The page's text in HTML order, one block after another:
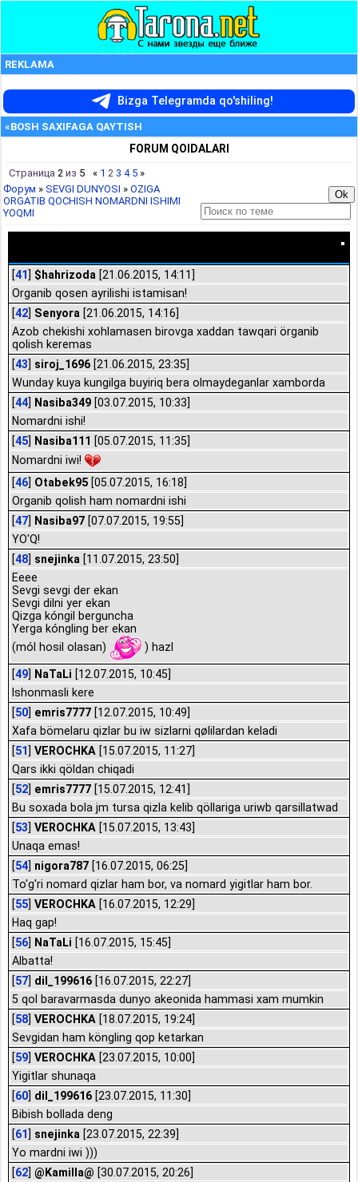
REKLAMA
Bizga Telegramda qo'shiling!
«BOSH SAXIFAGA QAYTISH
FORUM QOIDALARI
Страница 2 из 5 « 1 2 3 4 5 »
Форум » SEVGI DUNYOSI » OZIGA
ORGATIB QOCHISH NOMARDNI ISHIMI
YOQMI
[41] $hahrizoda [21.06.2015, 14:11]
Organib qosen ayrilishi istamisan!
[42] Senyora [21.06.2015, 14:16]
Azob chekishi xohlamasen birovga xaddan tawqari örganib
qolish keremas
[43] siroj_1696 [21.06.2015, 23:35]
Wunday kuya kungilga buyiriq bera olmaydeganlar xamborda
[44] Nasiba349 [03.07.2015, 10:33]
Nomardni ishi!
[45] Nasiba111 [05.07.2015, 11:35]
Nomardni iwi!
[46] Otabek95 [05.07.2015, 16:18]
Organib qolish ham nomardni ishi
[47] Nasiba97 [07.07.2015, 19:55]
YO'Q!
[48] snejinka [11.07.2015, 23:50]
Eeee
Sevgi sevgi der ekan
Sevgi dilni yer ekan
Qizga kóngil berguncha
Yerga kóngling ber ekan
(mól hosil olasan)
) hazl
[49] NaTaLi [12.07.2015, 10:45]
Ishonmasli kere
[50] emris7777 [12.07.2015, 10:49]
Xafa bömelaru qizlar bu iw sizlarni qølilardan keladi
[51] VEROCHKA [15.07.2015, 11:27]
Qars ikki qöldan chiqadi
[52] emris7777 [15.07.2015, 12:41]
Bu soxada bola jm tursa qizla kelib qöllariga uriwb qarsillatwad
[53] VEROCHKA [15.07.2015, 13:43]
Unaqa emas!
[54] nigora787 [16.07.2015, 06:25]
To'g'ri nomard qizlar ham bor, va nomard yigitlar ham bor.
[55] VEROCHKA [16.07.2015, 12:29]
Haq gap!
[56] NaTaLi [16.07.2015, 15:45]
Albatta!
[57] dil_199616 [16.07.2015, 22:27]
5 qol baravarmasda dunyo akeonida hammasi xam mumkin
[58] VEROCHKA [18.07.2015, 19:24]
Sevgidan ham köngling qop ketarkan
[59] VEROCHKA [23.07.2015, 10:00]
Yigitlar shunaqa
[60] dil_199616 [23.07.2015, 11:30]
Bibish bollada deng
[61] snejinka [23.07.2015, 22:39]
Yo mardni iwi )))
[62] @Kamilla@ [30.07.2015, 20:26]